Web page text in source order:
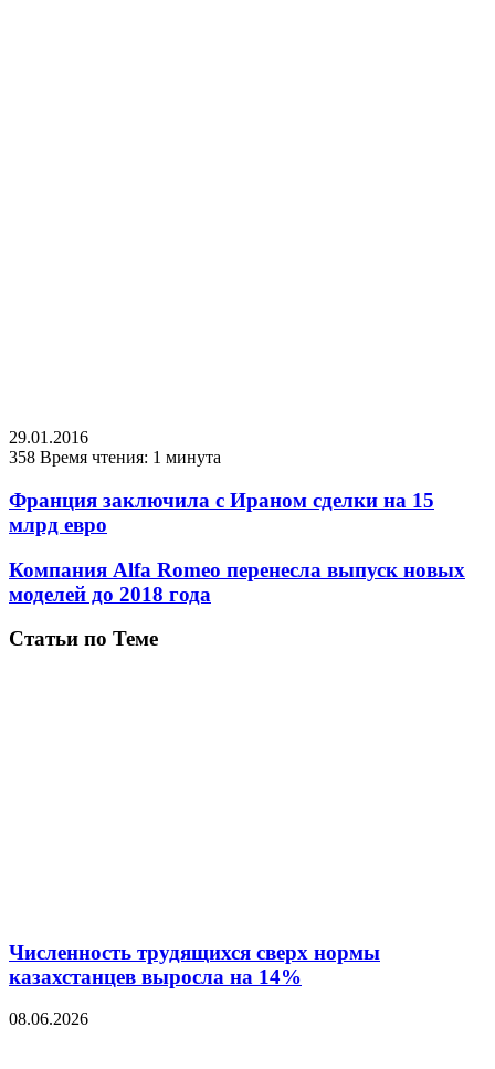
29.01.2016
358 Время чтения: 1 минута
Франция заключила с Ираном сделки на 15
млрд евро
Компания Alfa Romeo перенесла выпуск новых
моделей до 2018 года
Статьи по Теме
Численность трудящихся сверх нормы
казахстанцев выросла на 14%
08.06.2026